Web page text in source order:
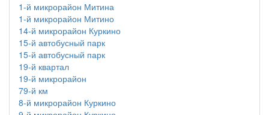
1-й микрорайон Митина
1-й микрорайон Митино
14-й микрорайон Куркино
15-й автобусный парк
15-й автобусный парк
19-й квартал
19-й микрорайон
79-й км
8-й микрорайон Куркино